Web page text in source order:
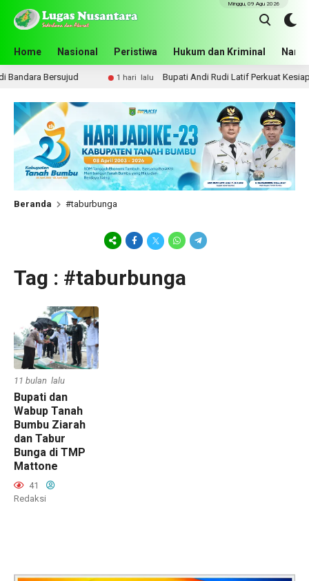
Home Nasional Peristiwa Hukum dan Kriminal
Minggu, 09 Agu 2026
Bersujud 1 hari lalu Bupati Andi Rudi Latif Perkuat
Beranda #taburbunga
Tag : #taburbunga
11 bulan lalu
Bupati dan
Wabup Tanah
Bumbu Ziarah
dan Tabur
Bunga di TMP
Mattone
41
Redaksi